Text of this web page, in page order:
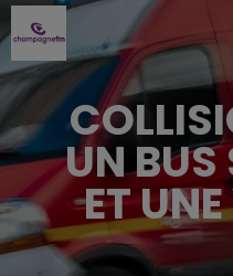
UN BUS
ET